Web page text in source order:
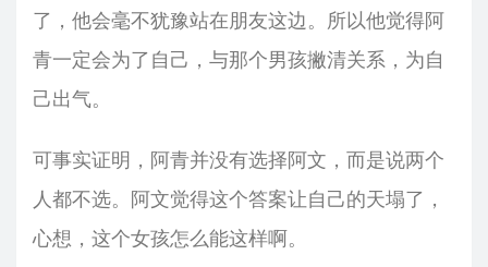
了，他会毫不犹豫站在朋友这边。所以他觉得阿
青一定会为了自己，与那个男孩撇清关系，为自
己出气。
可事实证明，阿青并没有选择阿文，而是说两个
人都不选。阿文觉得这个答案让自己的天塌了，
心想，这个女孩怎么能这样啊。